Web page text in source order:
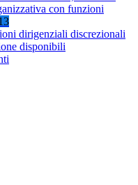
con funzioni
dirigenziali discrezionali
disponibili